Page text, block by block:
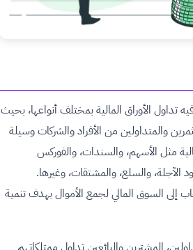
الأوراق المالية بمختلف أنواعها، بحيث
والمتداولين من الأفراد والشركات وسيلة
مثل الأسهم، والسندات، والفوركس
الآجلة، والسلع، والمشتقات، وغيرها.
إلى السوق المالي لجمع الأموال بهدف تنمية